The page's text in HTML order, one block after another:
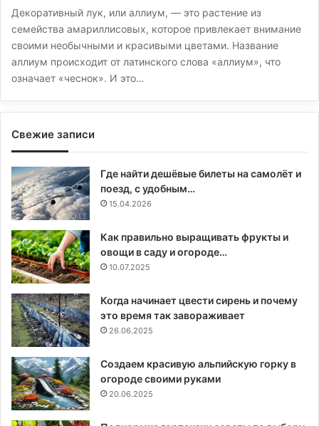
Декоративный лук, или аллиум, — это растение из
семейства амариллисовых, которое привлекает внимание
своими необычными и красивыми цветами. Название
аллиум происходит от латинского слова «аллиум», что
означает «чеснок». И это…
Свежие записи
Где найти дешёвые билеты на самолёт и
поезд, с удобным…
15.04.2026
Как правильно выращивать фрукты и
овощи в саду и огороде…
10.07.2025
Когда начинает цвести сирень и почему
это время так завораживает
26.06.2025
Создаем красивую альпийскую горку в
огороде своими руками
20.06.2025